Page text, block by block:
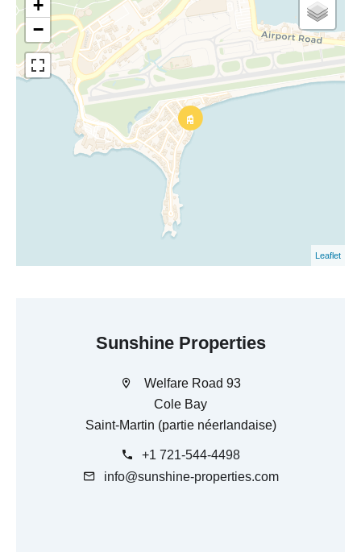
+
−
Leaflet
Sunshine Properties
Welfare Road 93
Cole Bay
Saint-Martin (partie néerlandaise)
+1 721-544-4498
info@sunshine-properties.com